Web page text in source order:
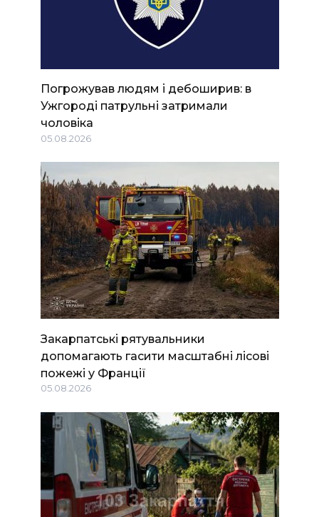
Погрожував людям і дебоширив: в
Ужгороді патрульні затримали
чоловіка
05.08.2026
Закарпатські рятувальники
допомагають гасити масштабні лісові
пожежі у Франції
05.08.2026